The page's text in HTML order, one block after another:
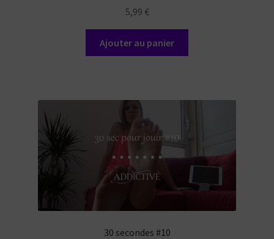
5,99 €
Ajouter au panier
30 secondes #10